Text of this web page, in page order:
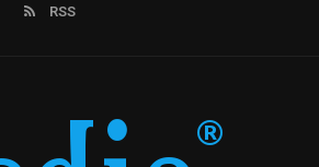
RSS